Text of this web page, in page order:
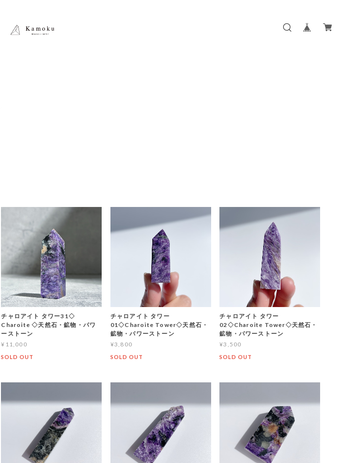
チャロアイト タワー31◇
Charoite ◇天然石・鉱物・パワ
ーストーン
¥11,000
SOLD OUT
チャロアイト タワー
01◇Charoite Tower◇天然石・
鉱物・パワーストーン
¥3,800
SOLD OUT
チャロアイト タワー
02◇Charoite Tower◇天然石・
鉱物・パワーストーン
¥3,500
SOLD OUT